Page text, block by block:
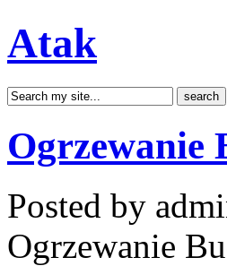
Atak
Ogrzewanie
Posted by
Ogrzewanie